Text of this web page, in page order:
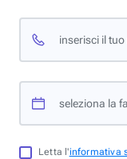
inserisci il
seleziona la
Letta l'informativa